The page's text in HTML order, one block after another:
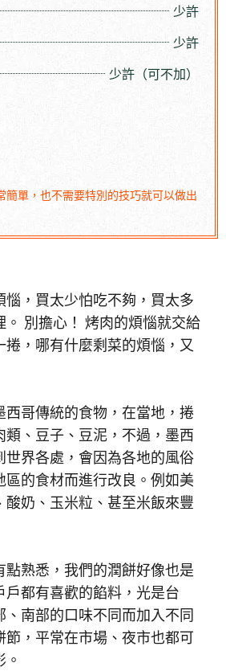
少許
少許
少許（可不加）
簡單，也不需要特別的技巧就可以做出
，買太少怕吃不夠，買太多
。 別擔心！ 烤肉的煩惱就交給
捲，哪有什麼剩菜的煩惱，又
西哥傳統的食物，在當地，捲
、豆子、豆泥，不過，墨西
世界各處，會因為各地的風俗
的食材而進行改良。例如美
酸奶、玉米粒、甚至米飯來豐
點熟悉，我們的潤餅好像也是
都有喜歡的餡料，光是台
南部的口味不同而加入不同
節，平常在市場、夜市也都可